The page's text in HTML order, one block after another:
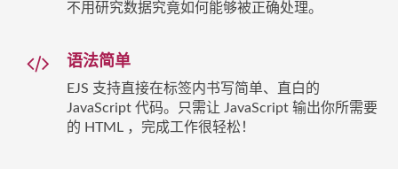
不用研究数据究竟如何能够被正确处理。
语法简单
EJS 支持直接在标签内书写简单、直白的
JavaScript 代码。只需让 JavaScript 输出你所需要
的 HTML ，完成工作很轻松！